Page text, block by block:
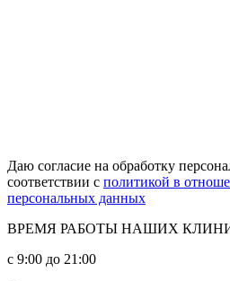
Даю согласие на обработку
соответствии с политикой в
персональных данных
ВРЕМЯ РАБОТЫ НАШИХ
с 9:00 до 21:00